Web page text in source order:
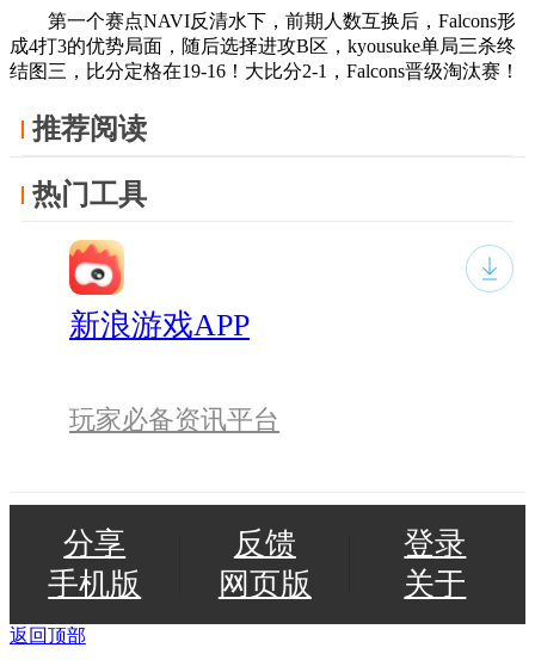
第一个赛点NAVI反清水下，前期人数互换后，Falcons形
成4打3的优势局面，随后选择进攻B区，kyousuke单局三杀终
结图三，比分定格在19-16！大比分2-1，Falcons晋级淘汰赛！
推荐阅读
热门工具
新浪游戏APP
玩家必备资讯平台
分享
手机版
反馈
网页版
登录
关于
返回顶部